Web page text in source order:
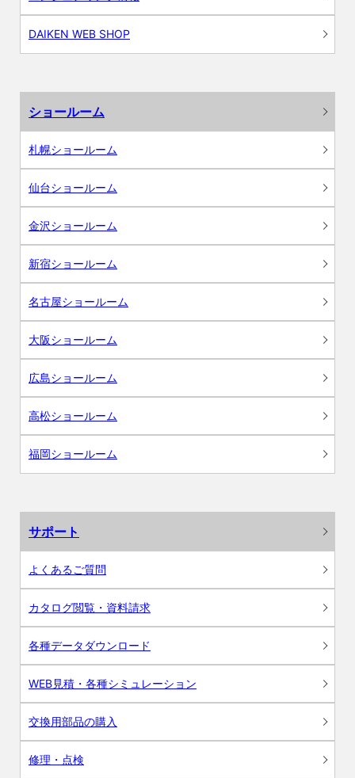
DAIKEN WEB SHOP
ショールーム
札幌ショールーム
仙台ショールーム
金沢ショールーム
新宿ショールーム
名古屋ショールーム
大阪ショールーム
広島ショールーム
高松ショールーム
福岡ショールーム
サポート
よくあるご質問
カタログ閲覧・資料請求
各種データダウンロード
WEB見積・各種シミュレーション
交換用部品の購入
修理・点検